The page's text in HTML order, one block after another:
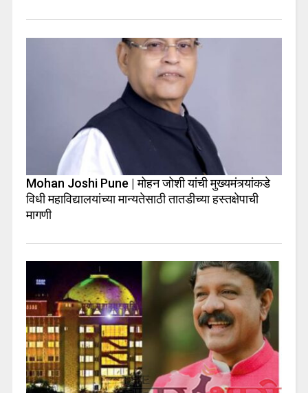
Mohan Joshi Pune | मोहन जोशी यांची मुख्यमंत्र्यांकडे
विधी महाविद्यालयांच्या मान्यतेसाठी तातडीच्या हस्तक्षेपाची
मागणी